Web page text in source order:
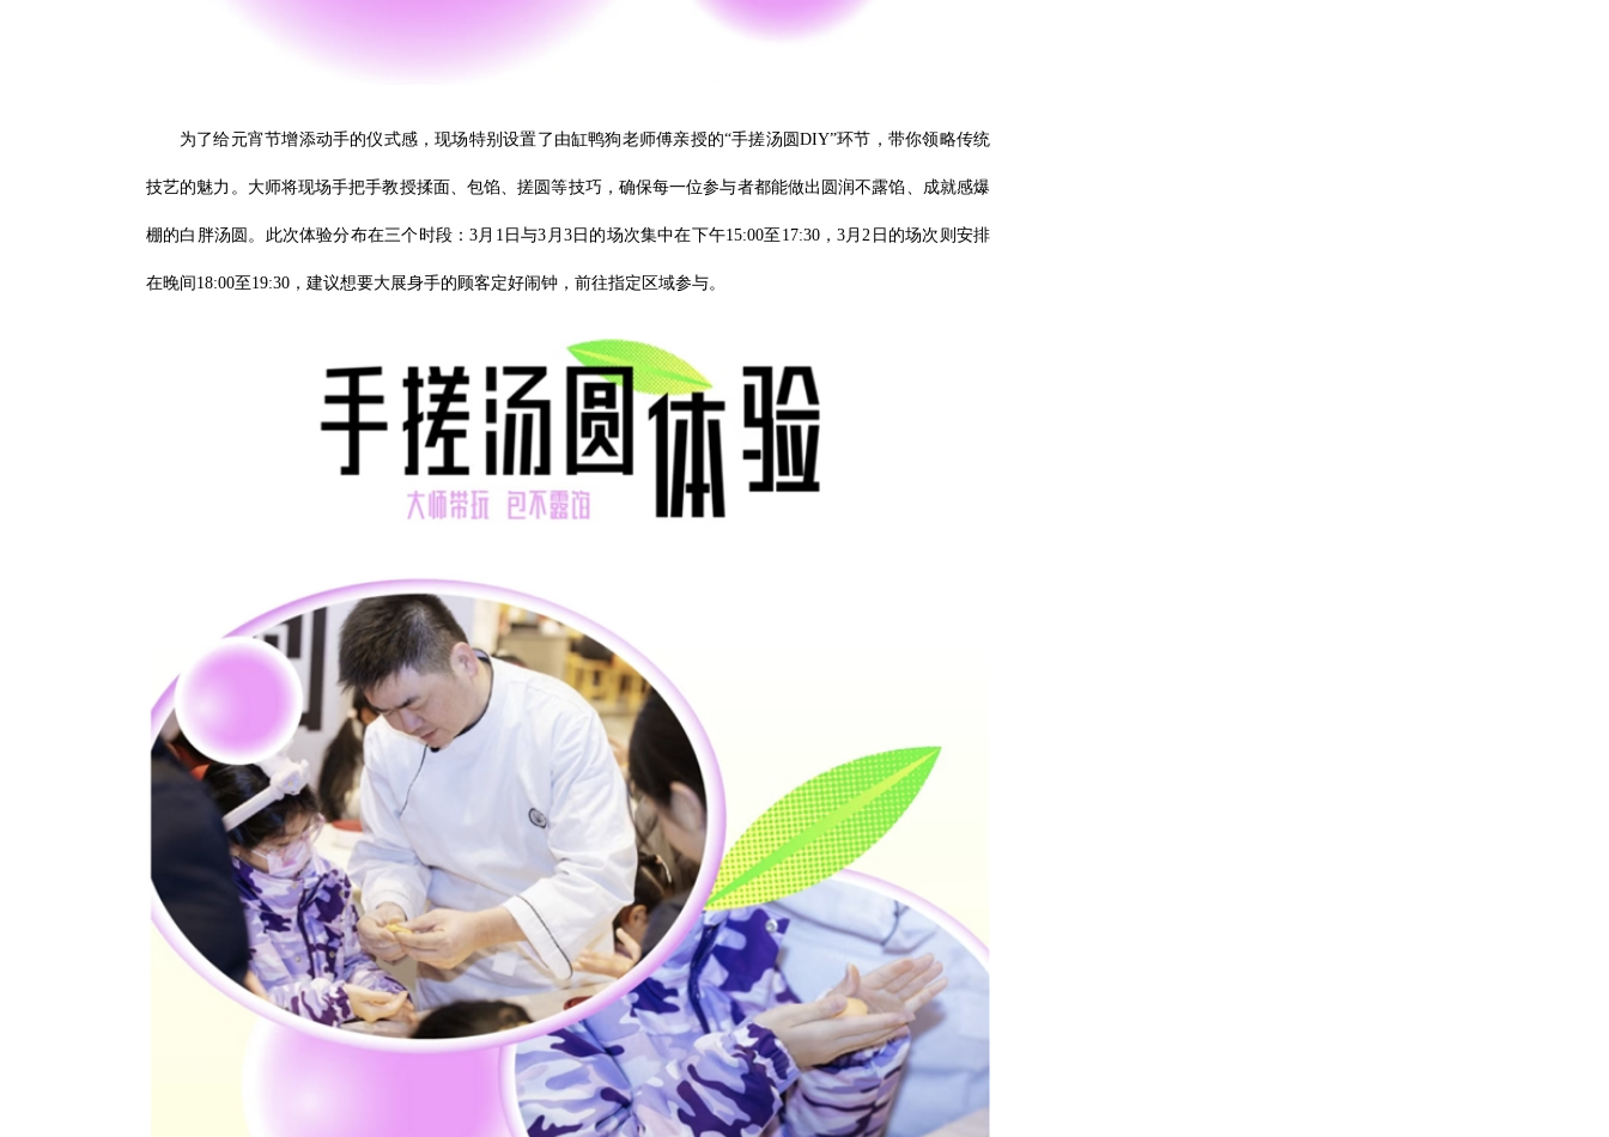
为了给元宵节增添动手的仪式感，现场特别设置了由缸鸭狗老师傅亲授的“手搓汤圆DIY”环节，带你领略传统
技艺的魅力。大师将现场手把手教授揉面、包馅、搓圆等技巧，确保每一位参与者都能做出圆润不露馅、成就感爆
棚的白胖汤圆。此次体验分布在三个时段：3月1日与3月3日的场次集中在下午15:00至17:30，3月2日的场次则安排
在晚间18:00至19:30，建议想要大展身手的顾客定好闹钟，前往指定区域参与。